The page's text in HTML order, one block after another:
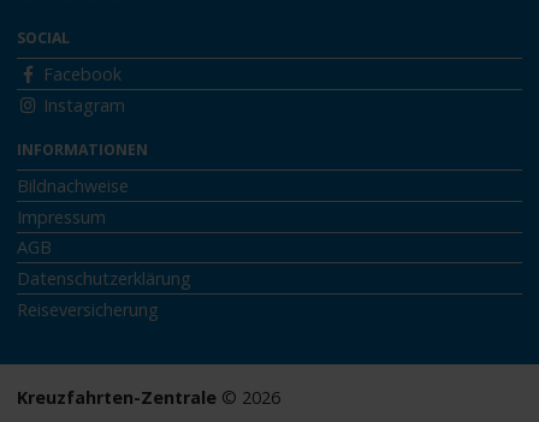
SOCIAL
Facebook
Instagram
INFORMATIONEN
Bildnachweise
Impressum
AGB
Datenschutzerklärung
Reiseversicherung
Kreuzfahrten-Zentrale © 2026